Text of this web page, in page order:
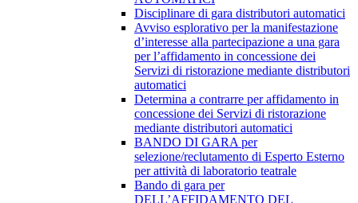
Disciplinare di gara distributori automatici
Avviso esplorativo per la manifestazione
d’interesse alla partecipazione a una gara
per l’affidamento in concessione dei
Servizi di ristorazione mediante distributori
automatici
Determina a contrarre per affidamento in
concessione dei Servizi di ristorazione
mediante distributori automatici
BANDO DI GARA per
selezione/reclutamento di Esperto Esterno
per attività di laboratorio teatrale
Bando di gara per
DELL’AFFIDAMENTO DEL